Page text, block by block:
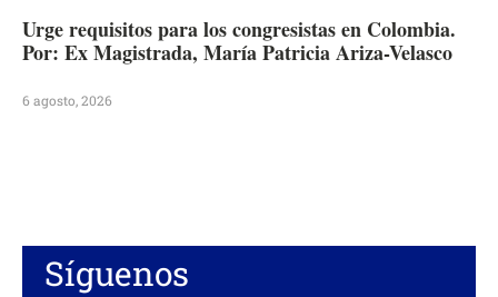
Urge requisitos para los congresistas en Colombia.
Por: Ex Magistrada, María Patricia Ariza-Velasco
6 agosto, 2026
Síguenos